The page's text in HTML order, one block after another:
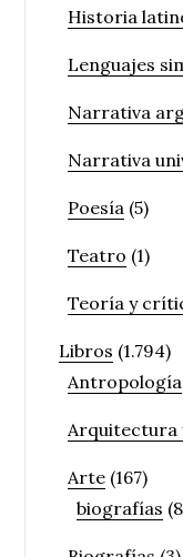
Historia
Lenguajes
Narrativa
Narrativa
Poesía (5)
Teatro (1)
Teoría y
Libros (1.794)
Antropología
Arquitectura
Arte (167)
biografías